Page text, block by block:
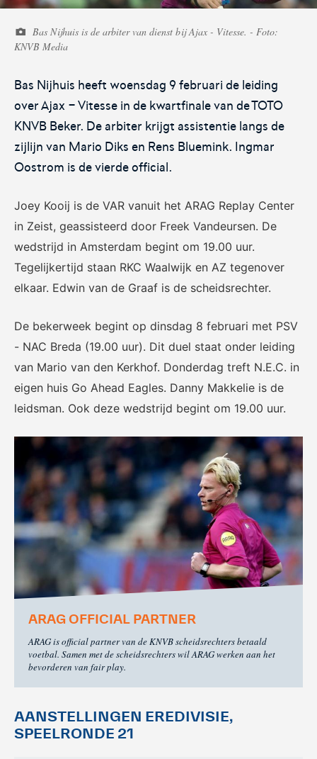
Hét platform voor
amateurvoetballend
Beker
Voor het laatste nieuws,
Eurojackpot Vrouwen
Eredivisie
Het officiële kanaal van de
Eurojackpot Vrouwen
Eredivisie met het laatste
nieuws, programma,
samenvattingen.
KNVB Expertise
Kennis- en innovatiecentrum
voor Betaald Voetbal.
Rinus
De online assistent voor alle
jeugdtrainers van Nederland.
KNVB Campus
Voor de teams van morgen.
KNVB Shop
De officiële webshop van de
KNVB Ticketshop
Het officiële verkoopkanaal
tickets voor Oranje en de
Bas Nijhuis is de arbiter van dienst bij Ajax - Vitesse. - Foto:
KNVB Media
Bas Nijhuis heeft woensdag 9 februari de leiding
over Ajax - Vitesse in de kwartfinale van de TOTO
KNVB Beker. De arbiter krijgt assistentie langs de
zijlijn van Mario Diks en Rens Bluemink. Ingmar
Oostrom is de vierde official.
Joey Kooij is de VAR vanuit het ARAG Replay Center
in Zeist, geassisteerd door Freek Vandeursen. De
wedstrijd in Amsterdam begint om 19.00 uur.
Tegelijkertijd staan RKC Waalwijk en AZ tegenover
elkaar. Edwin van de Graaf is de scheidsrechter.
De bekerweek begint op dinsdag 8 februari met PSV
- NAC Breda (19.00 uur). Dit duel staat onder leiding
van Mario van den Kerkhof. Donderdag treft N.E.C. in
eigen huis Go Ahead Eagles. Danny Makkelie is de
leidsman. Ook deze wedstrijd begint om 19.00 uur.
ARAG OFFICIAL PARTNER
ARAG is official partner van de KNVB scheidsrechters betaald
voetbal. Samen met de scheidsrechters wil ARAG werken aan het
bevorderen van fair play.
AANSTELLINGEN EREDIVISIE,
SPEELRONDE 21